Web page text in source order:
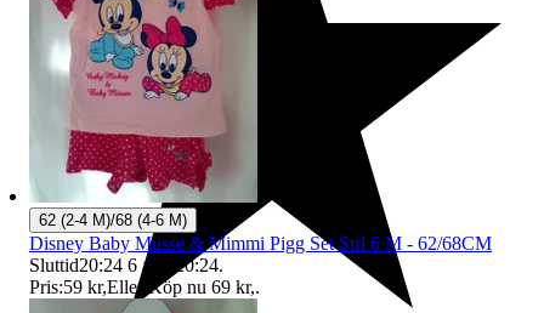
62 (2-4 M)/68 (4-6 M)
Disney Baby Musse & Mimmi Pigg Set Strl 6 M - 62/68CM
Sluttid20:24 6 aug 20:24.
Pris:59 kr,Eller Köp nu 69 kr,.